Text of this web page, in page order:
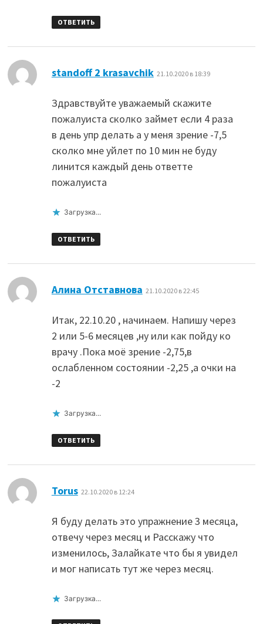
ОТВЕТИТЬ
standoff 2 krasavchik: 21.10.2020 в 18:39
Здравствуйте уважаемый скажите
пожалуиста сколко займет если 4 раза
в день упр делать а у меня зрение -7,5
сколко мне уйлет по 10 мин не буду
линится каждый день ответте
пожалуиста
Загрузка...
ОТВЕТИТЬ
Алина Отставнова 21.10.2020 в 22:45
Итак, 22.10.20 , начинаем. Напишу через
2 или 5-6 месяцев ,ну или как пойду ко
врачу .Пока моё зрение -2,75,в
ослабленном состоянии -2,25 ,а очки на
-2
Загрузка...
ОТВЕТИТЬ
Torus: 22.10.2020 в 12:24
Я буду делать это упражнение 3 месяца,
отвечу через месяц и Расскажу что
изменилось, Залайкате что бы я увидел
и мог написать тут же через месяц.
Загрузка...